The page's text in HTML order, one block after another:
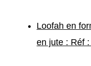
Loofah en
en jute : Réf